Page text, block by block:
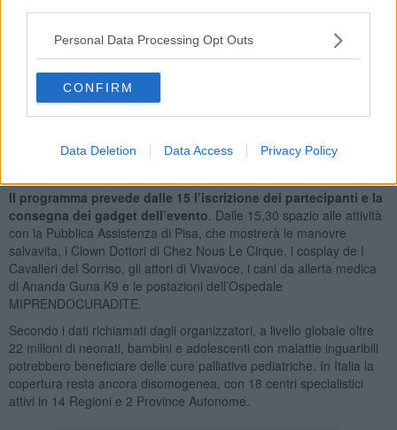
Personal Data Processing Opt Outs
CONFIRM
Data Deletion Data Access Privacy Policy
sono indispensabili per donare sollievo e migliorare la loro qualità di
vita”, ha detto la presidente Francesca Baldo.
Baldo ha sottolineato anche la necessità di far conoscere meglio il
significato delle cure palliative pediatriche. “Le cure palliative
rispettano la vita e considerano il morire un processo naturale. Il
di preservare la qualità della vita nel miglior modo possibile per
Il programma prevede dalle 15 l’iscrizione dei partecipanti e la
consegna dei gadget dell’evento . Dalle 15,30 spazio alle attività
con la Pubblica Assistenza di Pisa, che mostrerà le manovre
salvavita, i Clown Dottori di Chez Nous Le Cirque, i cosplay de I
Cavalieri del Sorriso, gli attori di Vivavoce, i cani da allerta medica
di Ananda Guna K9 e le postazioni dell’Ospedale
MIPRENDOCURADITE.
Secondo i dati richiamati dagli organizzatori, a livello globale oltre
22 milioni di neonati, bambini e adolescenti con malattie inguaribili
potrebbero beneficiare delle cure palliative pediatriche. In Italia la
copertura resta ancora disomogenea, con 18 centri specialistici
attivi in 14 Regioni e 2 Province Autonome.